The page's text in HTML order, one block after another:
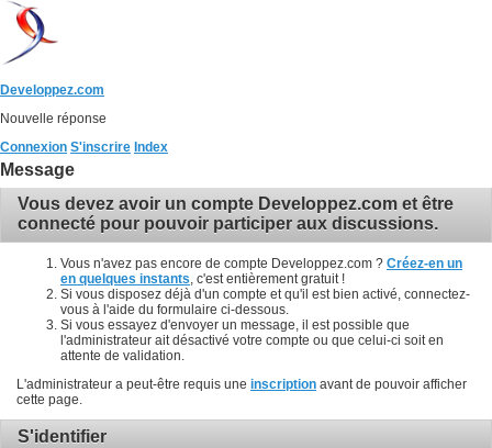
Developpez.com
Nouvelle réponse
Connexion S'inscrire Index
Message
Vous devez avoir un compte Developpez.com et être
connecté pour pouvoir participer aux discussions.
Vous n'avez pas encore de compte Developpez.com ? Créez-en un
en quelques instants , c'est entièrement gratuit !
Si vous disposez déjà d'un compte et qu'il est bien activé, connectez-
vous à l'aide du formulaire ci-dessous.
Si vous essayez d'envoyer un message, il est possible que
l'administrateur ait désactivé votre compte ou que celui-ci soit en
attente de validation.
L'administrateur a peut-être requis une inscription avant de pouvoir afficher
cette page.
S'identifier